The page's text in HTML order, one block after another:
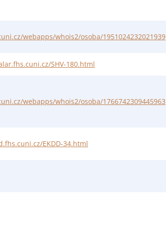
webapps/whois2/osoba/1951024232021939
SHV-180.html
webapps/whois2/osoba/1766742309445963
EKDD-34.html